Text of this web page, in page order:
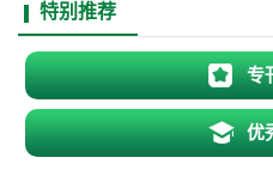
特别推荐
专
优